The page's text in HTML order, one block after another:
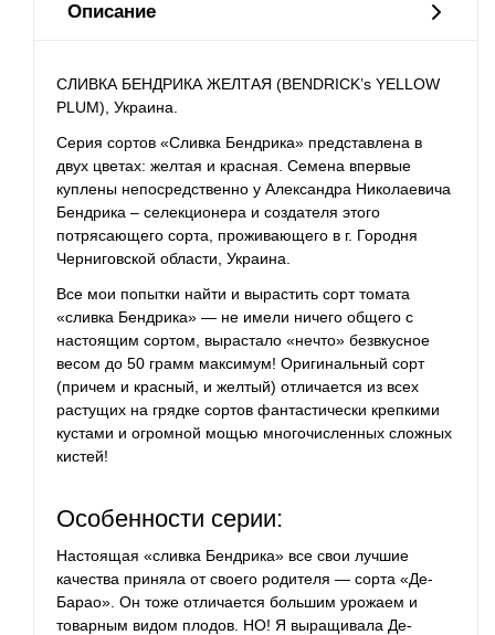
Описание
СЛИВКА БЕНДРИКА ЖЕЛТАЯ (BENDRICK’s YELLOW
PLUM), Украина.
Серия сортов «Сливка Бендрика» представлена в
двух цветах: желтая и красная. Семена впервые
куплены непосредственно у Александра Николаевича
Бендрика – селекционера и создателя этого
потрясающего сорта, проживающего в г. Городня
Черниговской области, Украина.
Все мои попытки найти и вырастить сорт томата
«сливка Бендрика» — не имели ничего общего с
настоящим сортом, вырастало «нечто» безвкусное
весом до 50 грамм максимум! Оригинальный сорт
(причем и красный, и желтый) отличается из всех
растущих на грядке сортов фантастически крепкими
кустами и огромной мощью многочисленных сложных
кистей!
Особенности серии:
Настоящая «сливка Бендрика» все свои лучшие
качества приняла от своего родителя — сорта «Де-
Барао». Он тоже отличается большим урожаем и
товарным видом плодов. НО! Я выращивала Де-